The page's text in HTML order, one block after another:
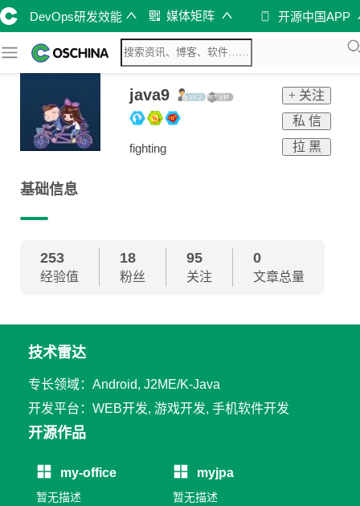
DevOps研发效能 媒体矩阵 开源中国APP
java9
fighting
+ 关注
私 信
拉 黑
基础信息
253
经验值
18
粉丝
95
关注
0
文章总量
技术雷达
专长领域：Android, J2ME/K-Java
开发平台：WEB开发, 游戏开发, 手机软件开发
开源作品
my-office
暂无描述
myjpa
暂无描述